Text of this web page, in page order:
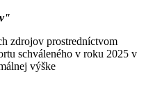
zdrojov prostredníctvom
schváleného v roku 2025 v
výške